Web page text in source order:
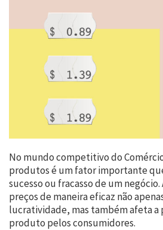
No mundo competitivo do
produtos é um fator importante
sucesso ou fracasso de um
preços de maneira eficaz não
lucratividade, mas também afeta a
produto pelos consumidores.